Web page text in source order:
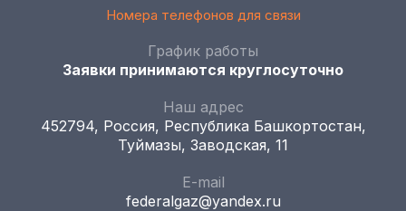
Номера телефонов для связи
График работы
Заявки принимаются круглосуточно
Наш адрес
452794, Россия, Республика Башкортостан,
Туймазы, Заводская, 11
E-mail
federalgaz@yandex.ru